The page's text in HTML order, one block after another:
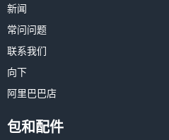
新闻
常问问题
联系我们
向下
阿里巴巴店
包和配件